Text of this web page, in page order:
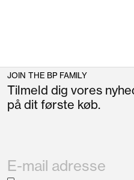
JOIN THE BP FAMILY
Tilmeld dig vores
på dit første køb.